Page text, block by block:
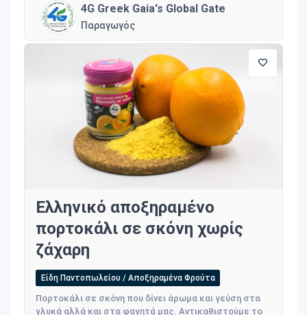
4G Greek Gaia's Global Gate
Παραγωγός
Ελληνικό αποξηραμένο
πορτοκάλι σε σκόνη χωρίς
ζάχαρη
Είδη Παντοπωλείου / Αποξηραμένα Φρούτα
Πορτοκάλι σε σκόνη που δίνει άρωμα και γεύση στα
γλυκά αλλά και στα φαγητά μας. Αντικαθιστούμε το